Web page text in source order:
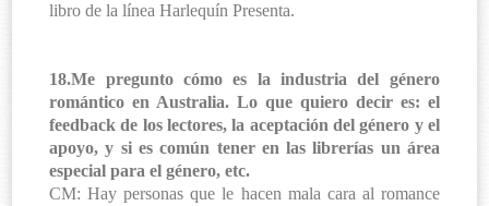
libro de la línea Harlequín Presenta.
18.Me pregunto cómo es la industria del género
romántico en Australia. Lo que quiero decir es: el
feedback de los lectores, la aceptación del género y el
apoyo, y si es común tener en las librerías un área
especial para el género, etc.
CM: Hay personas que le hacen mala cara al romance